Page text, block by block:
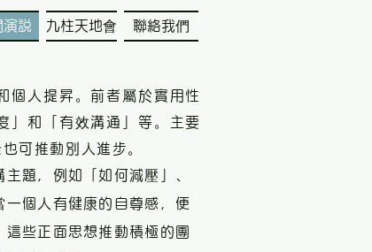
演説 九柱天地會 聯絡我們
個人提昇。前者屬於實用性
」和「有效溝通」等。主要
可推動別人進步。
題，例如「如何減壓」、
一個人有健康的自尊感，便
些正面思想推動積極的團